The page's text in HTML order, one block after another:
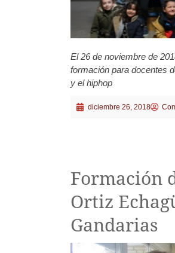
El 26 de noviembre de
formación para docentes
y el hiphop
diciembre 26, 2018
Formación
Ortiz
Gandarias